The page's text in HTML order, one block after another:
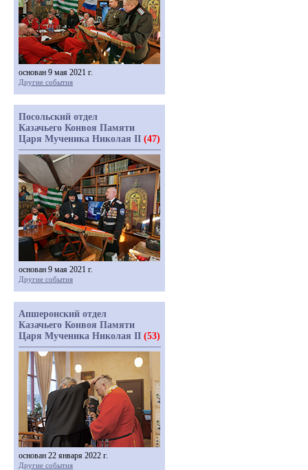
основан 9 мая 2021 г.
Другие события
Посольский отдел
Казачьего Конвоя Памяти
Царя Мученика Николая II (47)
основан 9 мая 2021 г.
Другие события
Апшеронский отдел
Казачьего Конвоя Памяти
Царя Мученика Николая II (53)
основан 22 января 2022 г.
Другие события